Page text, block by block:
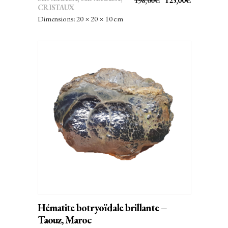
CRISTAUX
Dimensions: 20 × 20 × 10 cm
AJOUTER AU PANIER
Hématite botryoïdale brillante –
Taouz, Maroc